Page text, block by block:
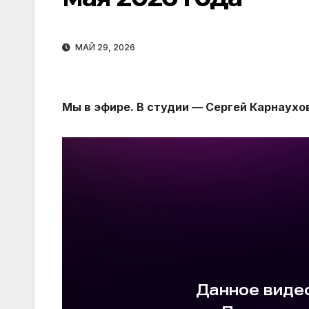
МАЙ 29, 2026
Мы в эфире. В студии — Сергей